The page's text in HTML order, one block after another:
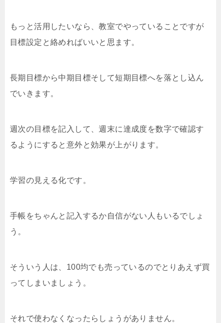
もっと活用したいなら、教室でやっていることですが
目標設定と絡めればいいと思ます。
長期目標から中期目標そして短期目標へを落とし込ん
でいきます。
週次の目標を記入して、週末に達成度を数字で確認す
るようにすると意外と効果が上がります。
学習の見える化です。
手帳をちゃんと記入するか自信がない人もいるでしょ
う。
そういう人は、100均でも売っているのでとりあえず買
ってしまいましょう。
それで使わなくなったらしょうがありません。